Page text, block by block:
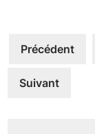
Navigation
articles
Précédent
Suivant